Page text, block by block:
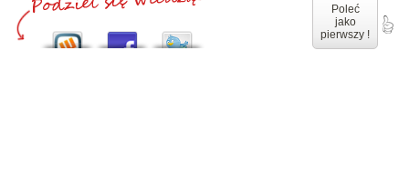
Poleć
jako
pierwszy !